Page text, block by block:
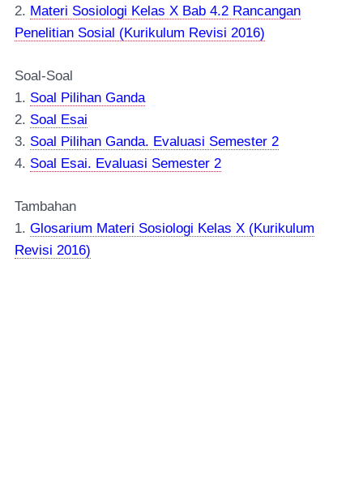
2. Materi Sosiologi Kelas X Bab 4.2 Rancangan
Penelitian Sosial (Kurikulum Revisi 2016)
Soal-Soal
1. Soal Pilihan Ganda
2. Soal Esai
3. Soal Pilihan Ganda. Evaluasi Semester 2
4. Soal Esai. Evaluasi Semester 2
Tambahan
1. Glosarium Materi Sosiologi Kelas X (Kurikulum
Revisi 2016)